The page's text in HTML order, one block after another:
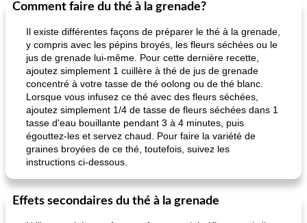
65min
Déjeuner / Snacks
pois chiches rôtis aux épices amandes au cheddar rôti
Comment faire du thé à la grenade?
Il existe différentes façons de préparer le thé à la grenade,
y compris avec les pépins broyés, les fleurs séchées ou le
jus de grenade lui-même. Pour cette dernière recette,
ajoutez simplement 1 cuillère à thé de jus de grenade
concentré à votre tasse de thé oolong ou de thé blanc.
Lorsque vous infusez ce thé avec des fleurs séchées,
ajoutez simplement 1/4 de tasse de fleurs séchées dans 1
tasse d'eau bouillante pendant 3 à 4 minutes, puis
égouttez-les et servez chaud. Pour faire la variété de
graines broyées de ce thé, toutefois, suivez les
instructions ci-dessous.
Effets secondaires du thé à la grenade